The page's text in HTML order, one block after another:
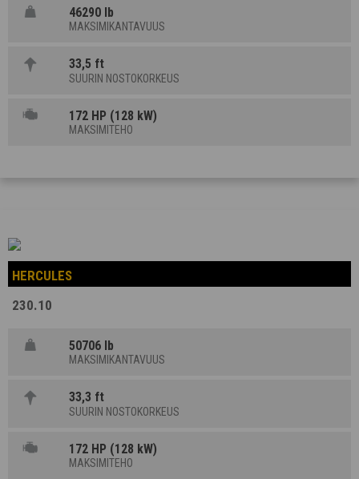
46290 lb
MAKSIMIKANTAVUUS
33,5 ft
SUURIN NOSTOKORKEUS
172 HP (128 kW)
MAKSIMITEHO
HERCULES
230.10
50706 lb
MAKSIMIKANTAVUUS
33,3 ft
SUURIN NOSTOKORKEUS
172 HP (128 kW)
MAKSIMITEHO